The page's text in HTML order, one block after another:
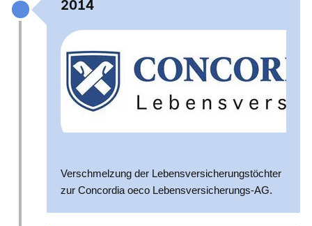
2014
Verschmelzung der Lebensversicherungstöchter
zur Concordia oeco Lebensversicherungs-AG.